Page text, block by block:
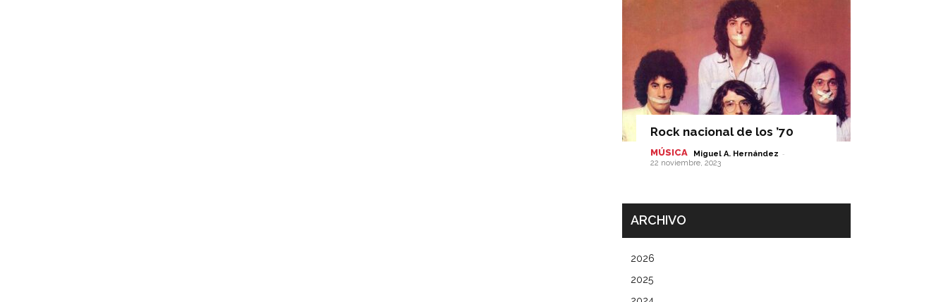
Rock nacional de los ’70
MÚSICA Miguel A. Hernández -
22 noviembre, 2023
ARCHIVO
2026
2025